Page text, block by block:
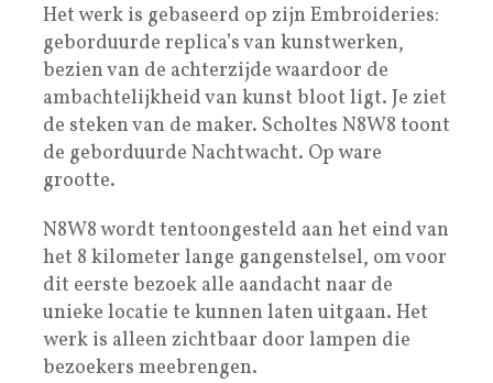
Het werk is gebaseerd op zijn Embroideries:
geborduurde replica’s van kunstwerken,
bezien van de achterzijde waardoor de
ambachtelijkheid van kunst bloot ligt. Je ziet
de steken van de maker. Scholtes N8W8 toont
de geborduurde Nachtwacht. Op ware
grootte.
N8W8 wordt tentoongesteld aan het eind van
het 8 kilometer lange gangenstelsel, om voor
dit eerste bezoek alle aandacht naar de
unieke locatie te kunnen laten uitgaan. Het
werk is alleen zichtbaar door lampen die
bezoekers meebrengen.